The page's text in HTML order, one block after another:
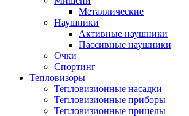
Металлические
Наушники
Активные наушники
Пассивные наушники
Очки
Спортинг
Тепловизоры
Тепловизионные насадки
Тепловизионные приборы
Тепловизионные прицелы